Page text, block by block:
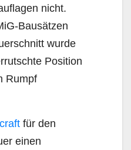
nicht.
Bausätzen
wurde
Position
Rumpf
für den
einen